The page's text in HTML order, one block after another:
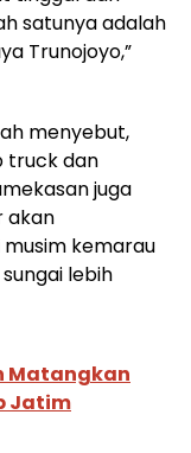
satunya adalah
Trunojoyo,”
menyebut,
truck dan
juga
akan
kemarau
lebih
Matangkan
Jatim